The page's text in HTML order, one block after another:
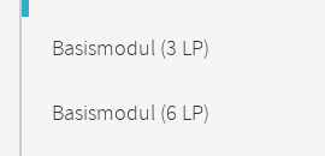
Basismodul (3 LP)
Basismodul (6 LP)